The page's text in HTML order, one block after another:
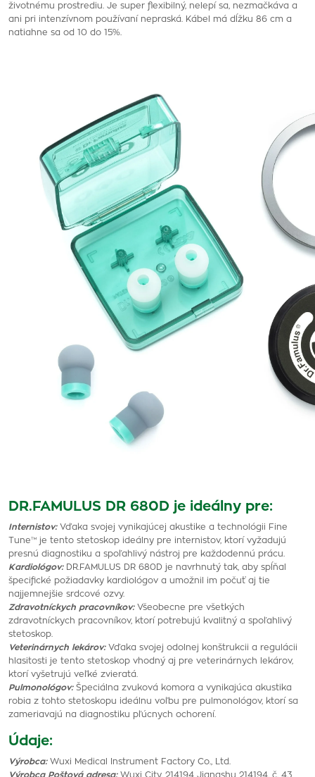
životnému prostrediu. Je super flexibilný, nelepí sa, nezmačkáva a
ani pri intenzívnom používaní nepraská. Kábel má dĺžku 86 cm a
natiahne sa od 10 do 15%.
DR.FAMULUS DR 680D je ideálny pre:
Internistov: Vďaka svojej vynikajúcej akustike a technológii Fine
Tune™ je tento stetoskop ideálny pre internistov, ktorí vyžadujú
presnú diagnostiku a spoľahlivý nástroj pre každodennú prácu.
Kardiológov:DR.FAMULUS DR 680D je navrhnutý tak, aby spĺňal
špecifické požiadavky kardiológov a umožnil im počuť aj tie
najjemnejšie srdcové ozvy.
Zdravotníckych pracovníkov:Všeobecne pre všetkých
zdravotníckych pracovníkov, ktorí potrebujú kvalitný a spoľahlivý
stetoskop.
Veterinárnych lekárov:Vďaka svojej odolnej konštrukcii a regulácii
hlasitosti je tento stetoskop vhodný aj pre veterinárnych lekárov,
ktorí vyšetrujú veľké zvieratá.
Pulmonológov:Špeciálna zvuková komora a vynikajúca akustika
robia z tohto stetoskopu ideálnu voľbu pre pulmonológov, ktorí sa
zameriavajú na diagnostiku pľúcnych ochorení.
Údaje:
Výrobca:Wuxi Medical Instrument Factory Co., Ltd.
Výrobca Poštová adresa:Wuxi City, 214194 Jiangshu 214194, č. 43